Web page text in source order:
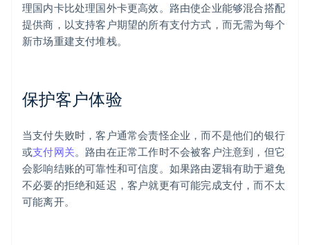
理国内卡比处理国外卡更高效。路由使企业能够混合搭配
提供商，以支持客户期望的所有支付方式，而无需为每个
新市场重建支付堆栈。
保护客户体验
当支付失败时，客户通常会责怪企业，而不是他们的银行
或支付网关。路由在正常工作时不会被客户注意到，但它
会影响结账的可靠性和可信度。如果路由逻辑有助于避免
不必要的拒绝和延迟，客户就更有可能完成支付，而不太
可能离开。